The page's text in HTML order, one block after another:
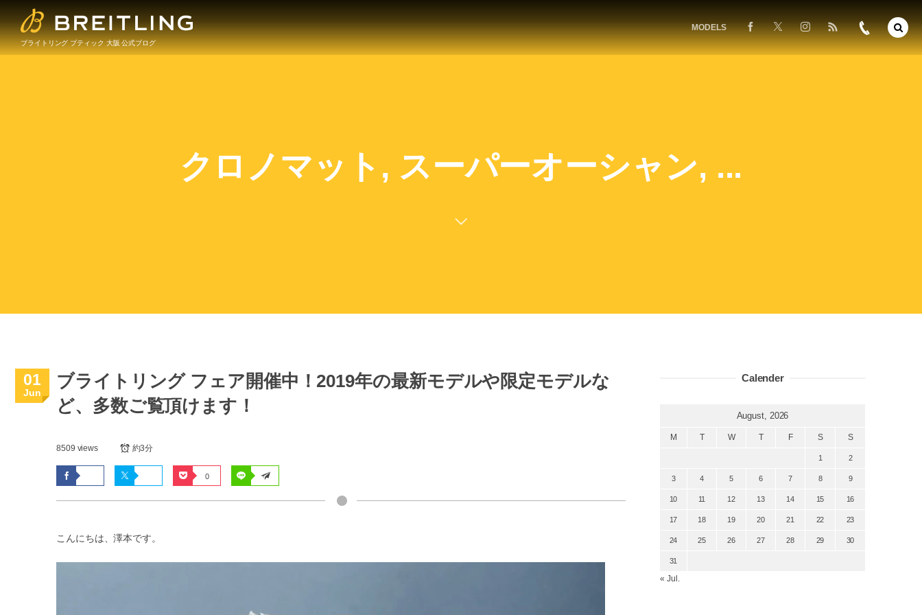
ブライトリング ブティック 大阪 公式ブログ
MODELS
クロノマット, スーパーオーシャン, ...
01
Jun
ブライトリング フェア開催中！2019年の最新モデルや限定モデルな
ど、多数ご覧頂けます！
8509 views 約3分
0
こんにちは、澤本です。
Calender
August, 2026
M T W T F S S
1 2
3 4 5 6 7 8 9
10 11 12 13 14 15 16
17 18 19 20 21 22 23
24 25 26 27 28 29 30
31
« Jul.